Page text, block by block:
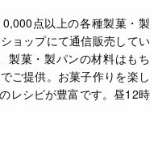
点以上の各種製菓・製
ョップにて通信販売してい
製菓・製パンの材料はもち
ご提供。お菓子作りを楽し
レシピが豊富です。昼12時